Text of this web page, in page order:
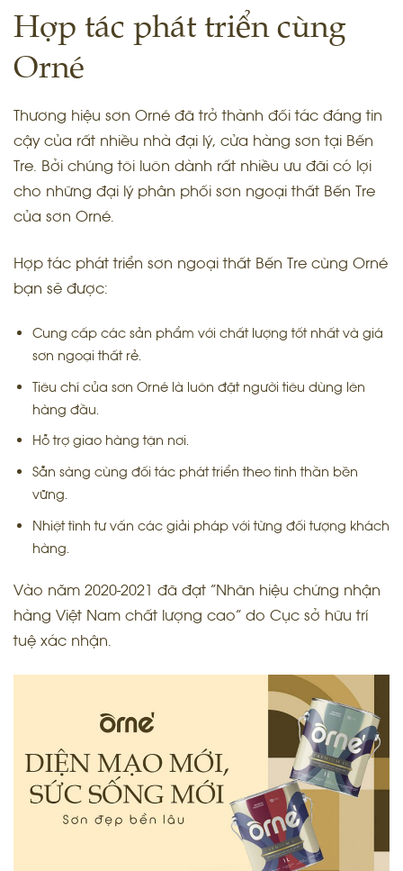
Hợp tác phát triển cùng
Orné
Thương hiệu sơn Orné đã trở thành đối tác đáng tin
cậy của rất nhiều nhà đại lý, cửa hàng sơn tại Bến
Tre. Bởi chúng tôi luôn dành rất nhiều ưu đãi có lợi
cho những đại lý phân phối sơn ngoại thất Bến Tre
của sơn Orné.
Hợp tác phát triển sơn ngoại thất Bến Tre cùng Orné
bạn sẽ được:
Cung cấp các sản phẩm với chất lượng tốt nhất và giá
sơn ngoại thất rẻ.
Tiêu chí của sơn Orné là luôn đặt người tiêu dùng lên
hàng đầu.
Hỗ trợ giao hàng tận nơi.
Sẵn sàng cùng đối tác phát triển theo tinh thần bền
vững.
Nhiệt tình tư vấn các giải pháp với từng đối tượng khách
hàng.
Vào năm 2020-2021 đã đạt “Nhãn hiệu chứng nhận
hàng Việt Nam chất lượng cao” do Cục sở hữu trí
tuệ xác nhận.